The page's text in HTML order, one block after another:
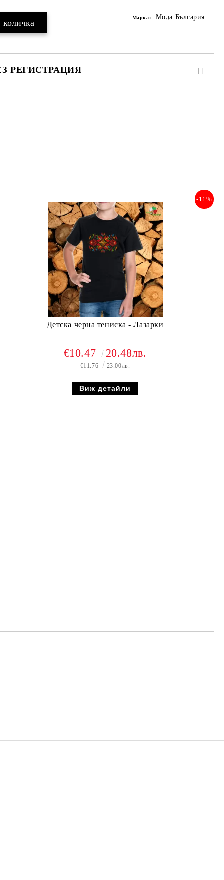
Марка: Мода България
РЕГИСТРАЦИЯ
Детска черна тениска - Лазарки
-11%
€10.47 20.48лв.
€11.76 23.00лв.
Виж детайли